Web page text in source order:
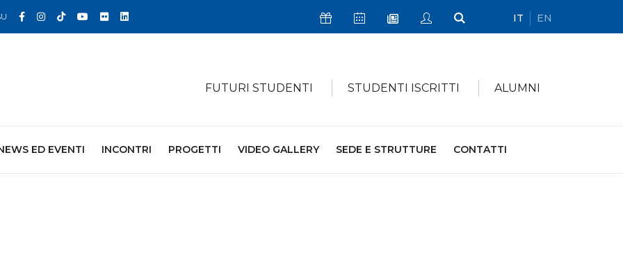
Facebook
Instagram
TikTokYouTube
FlickrLinkedin Icona SostieniciIcona Calendario Eventi
Icona Newsletter
Icona My Civica
Icona Cerca
IT EN
FUTURI STUDENTI STUDENTI ISCRITTI ALUMNI
ED EVENTI INCONTRI PROGETTI VIDEO GALLERY SEDE E STRUTTURE CONTATTI